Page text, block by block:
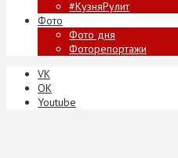
#КузняРулит
Фото
Фото дня
Фоторепортажи
VK
ОК
Youtube